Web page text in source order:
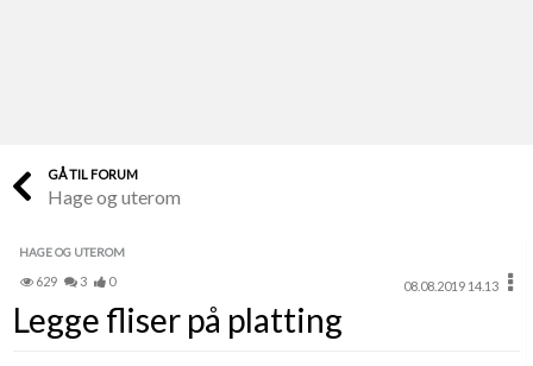
Finn håndverkere
Papirer som mangler
Skaff dokumentasjon som mangler
GÅ TIL FORUM
Hage og uterom
HAGE OG UTEROM
629 3 0 08.08.2019 14.13
Legge fliser på platting